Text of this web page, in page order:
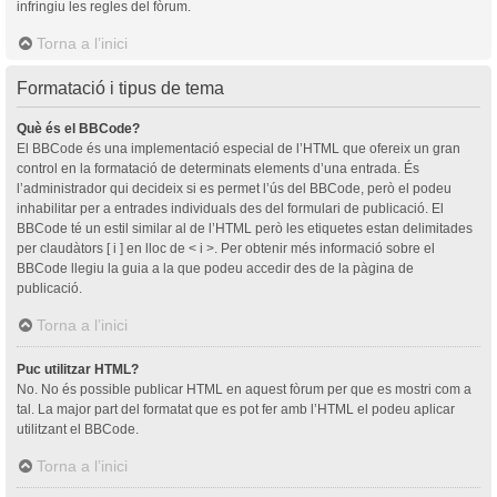
infringiu les regles del fòrum.
Torna a l’inici
Formatació i tipus de tema
Què és el BBCode?
El BBCode és una implementació especial de l’HTML que ofereix un gran
control en la formatació de determinats elements d’una entrada. És
l’administrador qui decideix si es permet l’ús del BBCode, però el podeu
inhabilitar per a entrades individuals des del formulari de publicació. El
BBCode té un estil similar al de l’HTML però les etiquetes estan delimitades
per claudàtors [ i ] en lloc de < i >. Per obtenir més informació sobre el
BBCode llegiu la guia a la que podeu accedir des de la pàgina de
publicació.
Torna a l’inici
Puc utilitzar HTML?
No. No és possible publicar HTML en aquest fòrum per que es mostri com a
tal. La major part del formatat que es pot fer amb l’HTML el podeu aplicar
utilitzant el BBCode.
Torna a l’inici